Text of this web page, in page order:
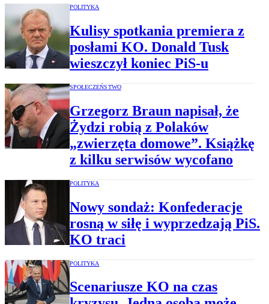
POLITYKA
Kulisy spotkania premiera z
posłami KO. Donald Tusk
wieszczył koniec PiS-u
SPOŁECZEŃSTWO
Grzegorz Braun napisał, że
Żydzi robią z Polaków
„zwierzęta domowe”. Książkę
z kilku serwisów wycofano
POLITYKA
Nowy sondaż: Konfederacje
rosną w siłę i wyprzedzają PiS.
KO traci
POLITYKA
Scenariusze KO na czas